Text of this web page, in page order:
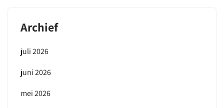
Archief
juli 2026
juni 2026
mei 2026